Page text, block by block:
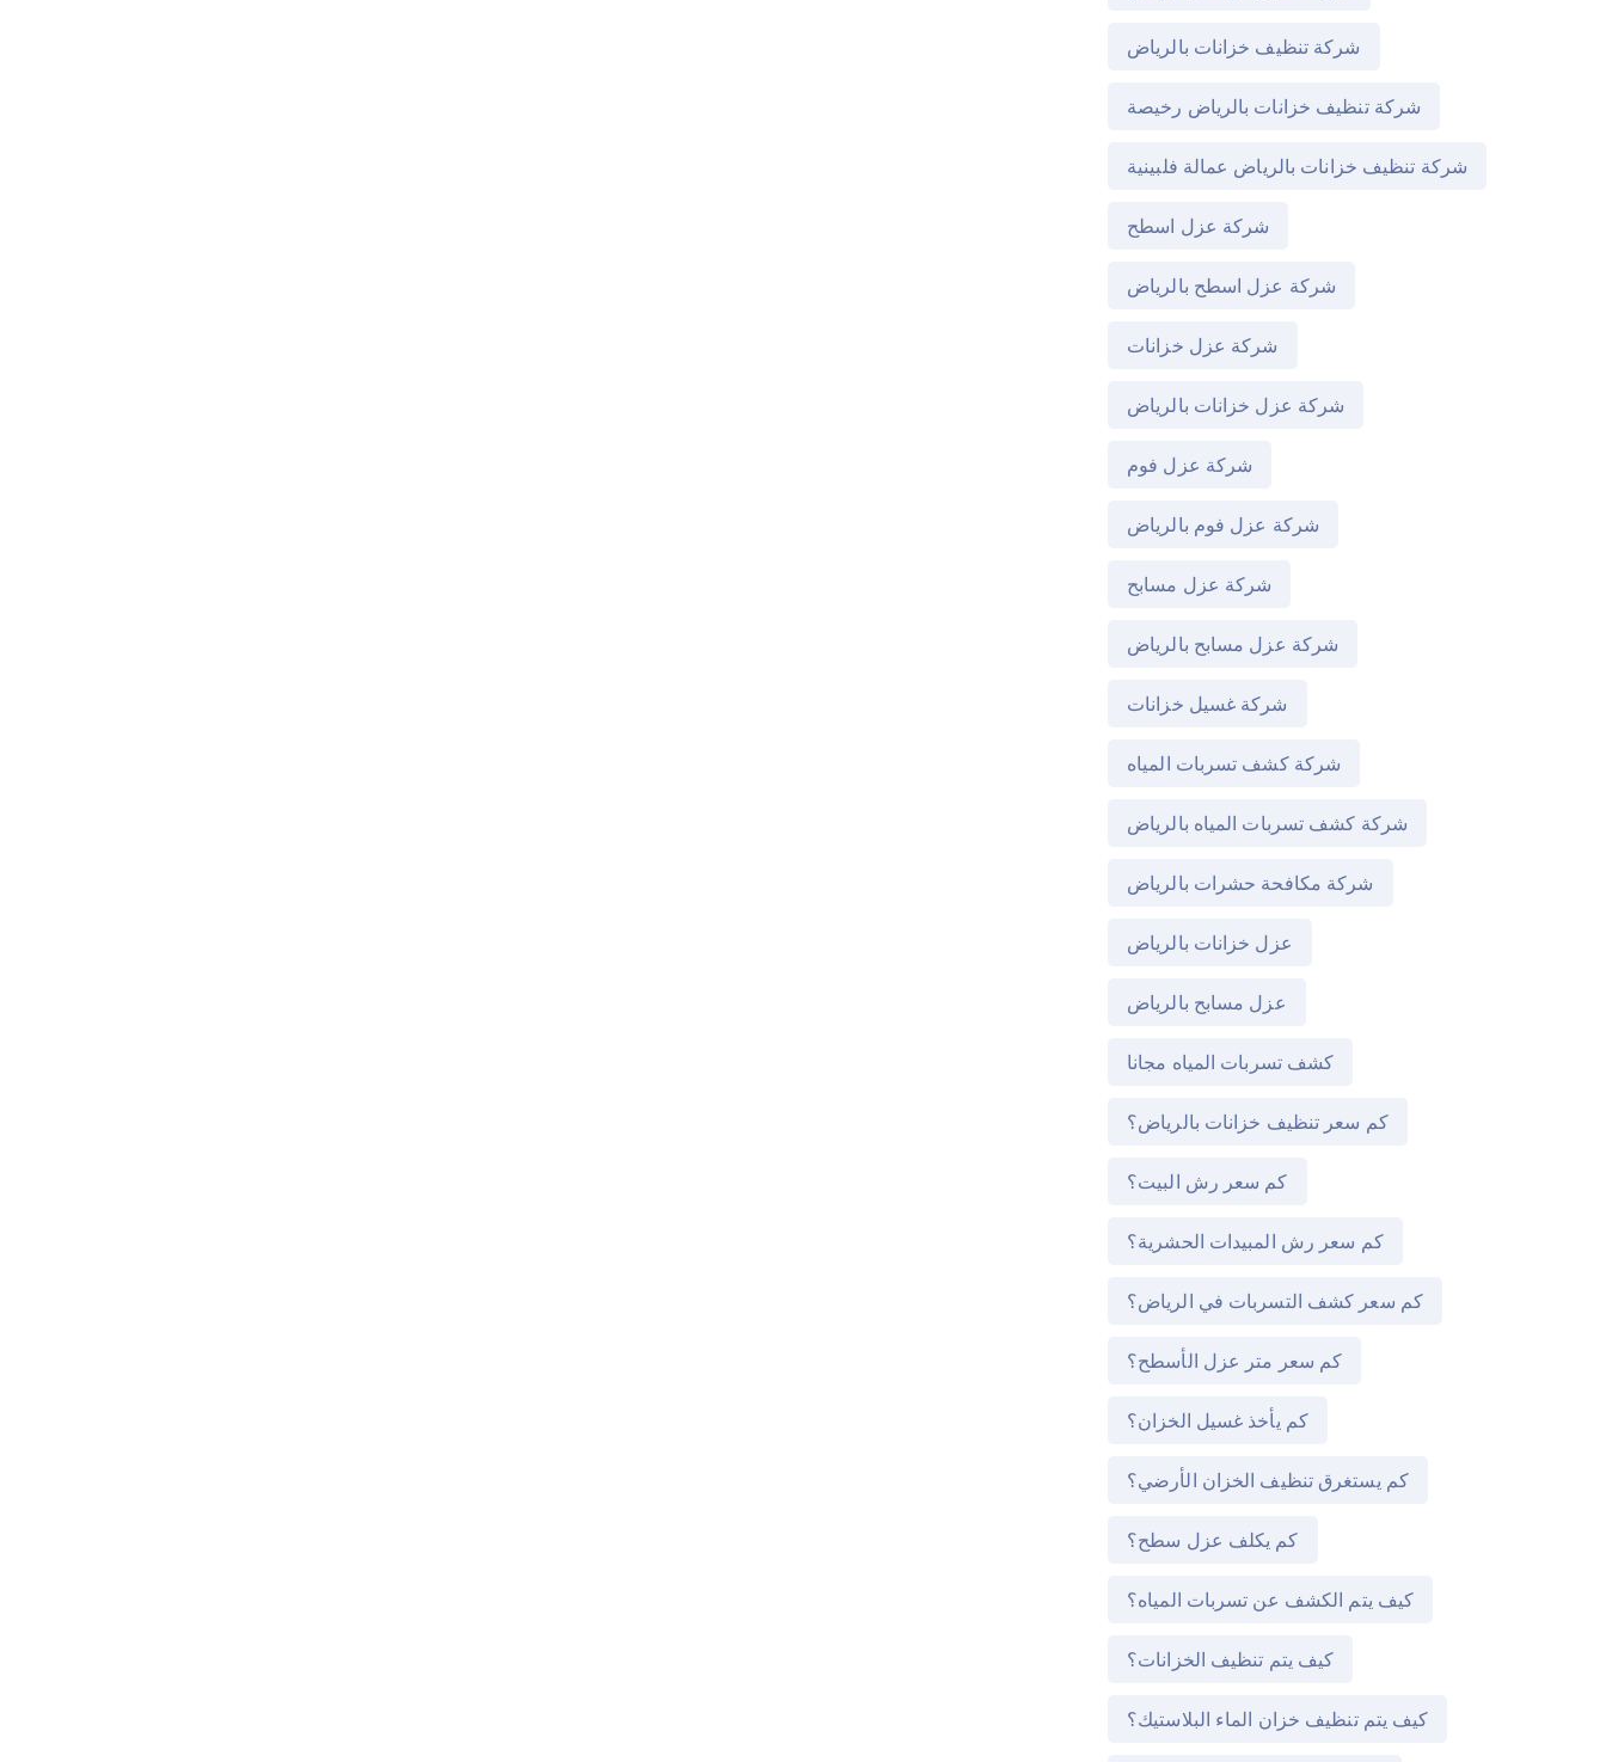
شركة تنظيف خزانات بالرياض
شركة تنظيف خزانات بالرياض رخيصة
شركة تنظيف خزانات بالرياض عمالة فلبينية
شركة عزل اسطح
شركة عزل اسطح بالرياض
شركة عزل خزانات
شركة عزل خزانات بالرياض
شركة عزل فوم
شركة عزل فوم بالرياض
شركة عزل مسابح
شركة عزل مسابح بالرياض
شركة غسيل خزانات
شركة كشف تسربات المياه
شركة كشف تسربات المياه بالرياض
شركة مكافحة حشرات بالرياض
عزل خزانات بالرياض
عزل مسابح بالرياض
كشف تسربات المياه مجانا
كم سعر تنظيف خزانات بالرياض؟
كم سعر رش البيت؟
كم سعر رش المبيدات الحشرية؟
كم سعر كشف التسربات في الرياض؟
كم سعر متر عزل الأسطح؟
كم يأخذ غسيل الخزان؟
كم يستغرق تنظيف الخزان الأرضي؟
كم يكلف عزل سطح؟
كيف يتم الكشف عن تسربات المياه؟
كيف يتم تنظيف الخزانات؟
كيف يتم تنظيف خزان الماء البلاستيك؟